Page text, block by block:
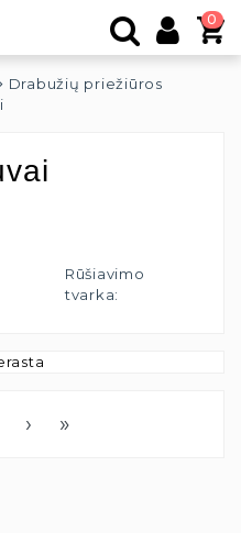
0
Drabužių priežiūros
Rūšiavimo
tvarka:
› »